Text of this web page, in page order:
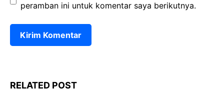
peramban ini untuk komentar saya berikutnya.
RELATED POST